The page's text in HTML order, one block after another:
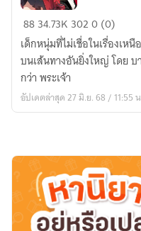
ดาว
[Fic
all
anime]
สู่
หน
ทาง
เป็น
พระเจ้า
8834.73K 3020 (0)
เด็กหนุ่มที่ไม่เชื่อในเรื่องเห
บนเส้นทางอันยิ่งใหญ่ โดย บ
กว่า พระเจ้า
อัปเดตล่าสุด 27 มิ.ย. 68 / 11:55